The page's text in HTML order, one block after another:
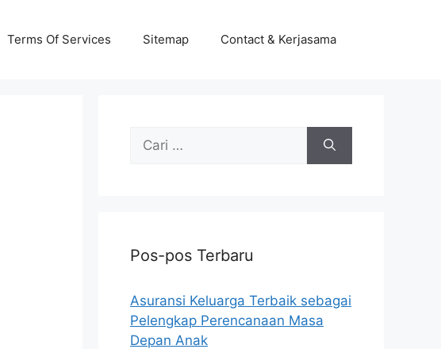
Terms Of Services Sitemap Contact & Kerjasama
Cari
Pos-pos Terbaru
Asuransi Keluarga Terbaik sebagai
Pelengkap Perencanaan Masa
Depan Anak